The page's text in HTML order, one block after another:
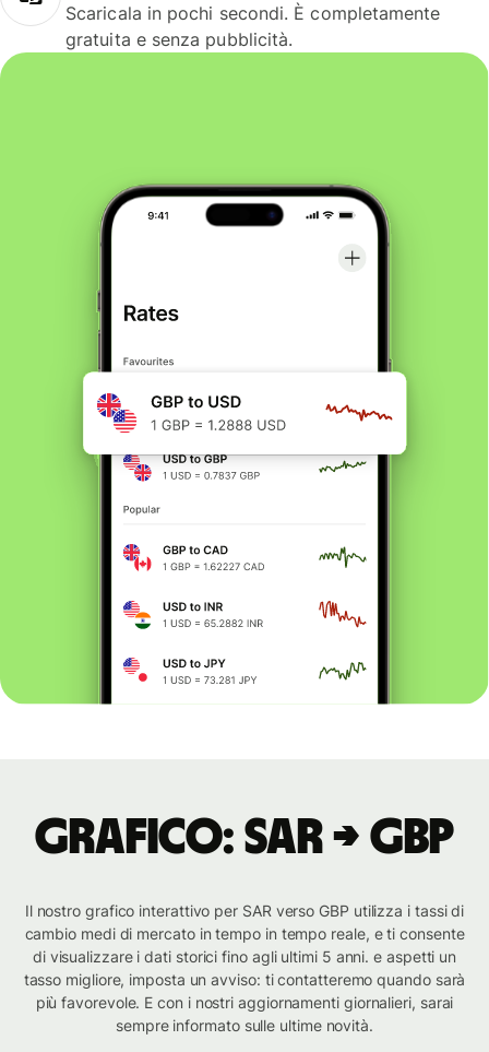
Scaricala in pochi secondi. È completamente
gratuita e senza pubblicità.
Grafico: SAR → GBP
Il nostro grafico interattivo per SAR verso GBP utilizza i tassi di
cambio medi di mercato in tempo in tempo reale, e ti consente
di visualizzare i dati storici fino agli ultimi 5 anni. e aspetti un
tasso migliore, imposta un avviso: ti contatteremo quando sarà
più favorevole. E con i nostri aggiornamenti giornalieri, sarai
sempre informato sulle ultime novità.